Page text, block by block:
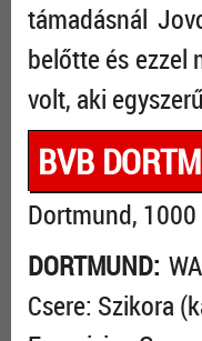
támadásnál
belőtte és ezzel
volt, aki
BVB
Dortmund,
DORTMUND:
Csere: Szikora